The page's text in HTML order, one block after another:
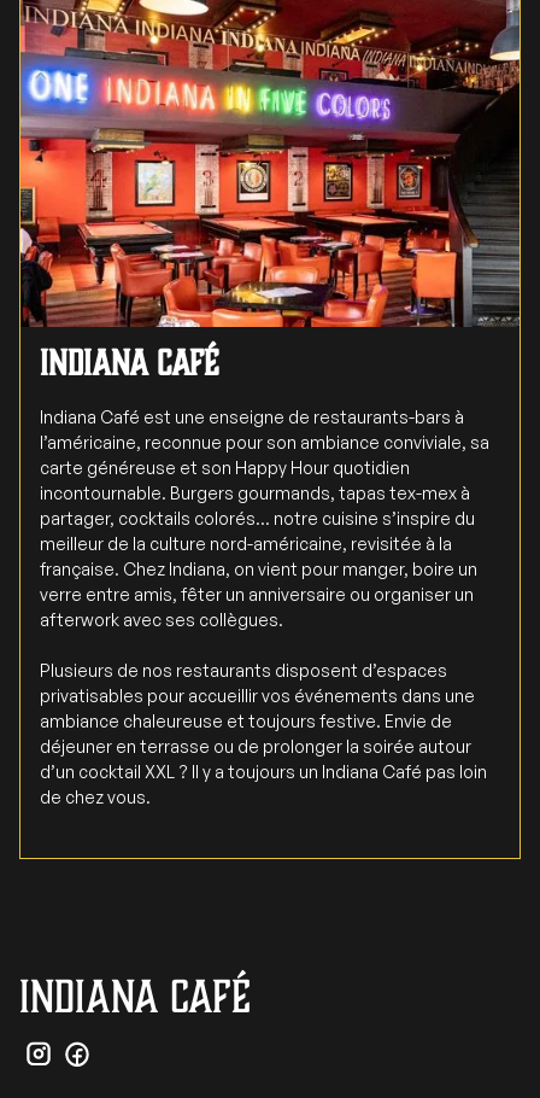
Indiana café
Indiana Café est une enseigne de restaurants-bars à
l’américaine, reconnue pour son ambiance conviviale, sa
carte généreuse et son Happy Hour quotidien
incontournable. Burgers gourmands, tapas tex-mex à
partager, cocktails colorés… notre cuisine s’inspire du
meilleur de la culture nord-américaine, revisitée à la
française. Chez Indiana, on vient pour manger, boire un
verre entre amis, fêter un anniversaire ou organiser un
afterwork avec ses collègues.
Plusieurs de nos restaurants disposent d’espaces
privatisables pour accueillir vos événements dans une
ambiance chaleureuse et toujours festive. Envie de
déjeuner en terrasse ou de prolonger la soirée autour
d’un cocktail XXL ? Il y a toujours un Indiana Café pas loin
de chez vous.
INDIANA Café